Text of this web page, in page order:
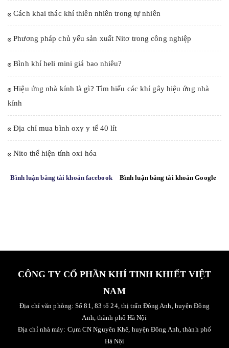
Cách khai thác khí thiên nhiên trong tự nhiên
Phương pháp chủ yếu sản xuất Nitơ trong công nghiệp
Bình khí heli mini giá bao nhiêu?
Hiệu ứng nhà kính là gì? Tìm hiểu các khí gây hiệu ứng nhà
kính
Địa chỉ mua bình oxy y tế 40 lít
Nito thể hiện tính oxi hóa
Bình luận bằng tài khoản facebook Bình luận bằng tài khoản Google
CÔNG TY CỔ PHẦN KHÍ TINH KHIẾT VIỆT
NAM
Địa chỉ văn phòng: Số 81, 83 tổ 24, thị trấn Đông Anh, huyện Đông
Anh, thành phố Hà Nội
Địa chỉ nhà máy: Cụm CN Nguyên Khê, huyện Đông Anh, thành phố
Hà Nội